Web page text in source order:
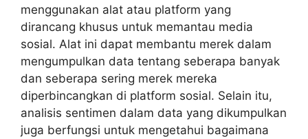
menggunakan alat atau platform yang
dirancang khusus untuk memantau media
sosial. Alat ini dapat membantu merek dalam
mengumpulkan data tentang seberapa banyak
dan seberapa sering merek mereka
diperbincangkan di platform sosial. Selain itu,
analisis sentimen dalam data yang dikumpulkan
juga berfungsi untuk mengetahui bagaimana